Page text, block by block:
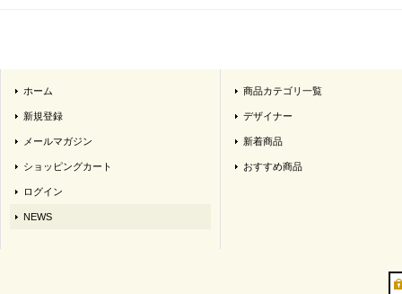
ホーム
新規登録
メールマガジン
ショッピングカート
ログイン
NEWS
商品カテゴリ一覧
デザイナー
新着商品
おすすめ商品